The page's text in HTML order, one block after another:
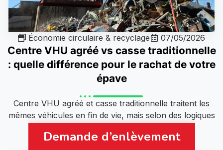
Économie circulaire & recyclage 07/05/2026
Centre VHU agréé vs casse traditionnelle
: quelle différence pour le rachat de votre
épave
Centre VHU agréé et casse traditionnelle traitent les
mêmes véhicules en fin de vie, mais selon des logiques
Demande d’enlèvement